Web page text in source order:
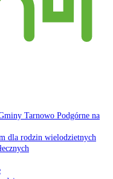
Tarnowo Podgórne na
dla rodzin wielodzietnych